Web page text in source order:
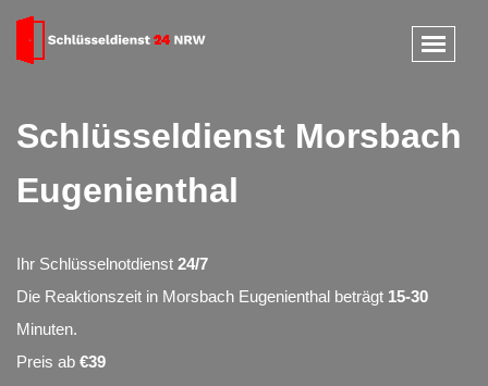
Schlüsseldienst Morsbach
Eugenienthal
Ihr Schlüsselnotdienst 24/7
Die Reaktionszeit in Morsbach Eugenienthal beträgt 15-30
Minuten.
Preis ab €39